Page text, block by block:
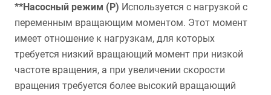
**Насосный режим (P) Используется с нагрузкой с
переменным вращающим моментом. Этот момент
имеет отношение к нагрузкам, для которых
требуется низкий вращающий момент при низкой
частоте вращения, а при увеличении скорости
вращения требуется более высокий вращающий